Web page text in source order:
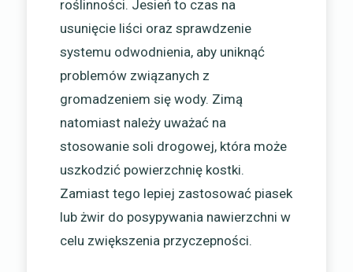
roślinności. Jesień to czas na
usunięcie liści oraz sprawdzenie
systemu odwodnienia, aby uniknąć
problemów związanych z
gromadzeniem się wody. Zimą
natomiast należy uważać na
stosowanie soli drogowej, która może
uszkodzić powierzchnię kostki.
Zamiast tego lepiej zastosować piasek
lub żwir do posypywania nawierzchni w
celu zwiększenia przyczepności.